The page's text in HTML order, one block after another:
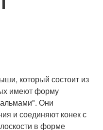
который состоит из
имеют форму
Они
и соединяют конек с
в форме